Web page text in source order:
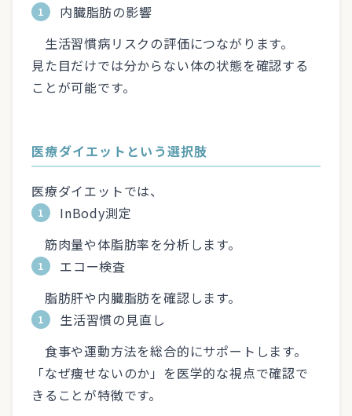
内臓脂肪の影響
生活習慣病リスクの評価につながります。
見た目だけでは分からない体の状態を確認する
ことが可能です。
医療ダイエットという選択肢
医療ダイエットでは、
InBody測定
筋肉量や体脂肪率を分析します。
エコー検査
脂肪肝や内臓脂肪を確認します。
生活習慣の見直し
食事や運動方法を総合的にサポートします。
「なぜ痩せないのか」を医学的な視点で確認で
きることが特徴です。